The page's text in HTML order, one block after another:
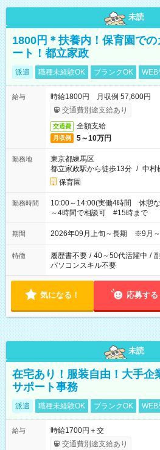
未読
1800円＊扶養内！保育園で
ート！都立家政
派遣 職種未経験OK ブランクOK WEB
給与
時給1800円 月収例 57,600円
交通費別途支給あり
交通費 全額支給
月収例 5～10万円
勤務地
東京都練馬区
都立家政駅から徒歩13分 / 中村
保育園
勤務時間
10:00～14:00(実働4時間 休憩
～4時間で相談可 #15時まで
期間 2026年09月上旬～長期 ※9月～
特徴 履歴書不要 / 40～50代活躍中 /
パソコンスキル不要
気になる！ 応募する
未読
在宅あり！服装自由！大手企
サポート事務
派遣 職種未経験OK ブランクOK WEB
給与
時給1700円＋交
交通費別途支給あり